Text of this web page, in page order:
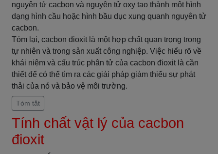
nguyên tử cacbon và nguyên tử oxy tạo thành một hình
dạng hình cầu hoặc hình bầu dục xung quanh nguyên tử
cacbon.
Tóm lại, cacbon đioxit là một hợp chất quan trọng trong
tự nhiên và trong sản xuất công nghiệp. Việc hiểu rõ về
khái niệm và cấu trúc phân tử của cacbon đioxit là cần
thiết để có thể tìm ra các giải pháp giảm thiểu sự phát
thải của nó và bảo vệ môi trường.
Tóm tắt
Tính chất vật lý của cacbon
đioxit